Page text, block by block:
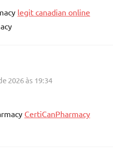
legit canadian online
2026 às 19:34
CertiCanPharmacy